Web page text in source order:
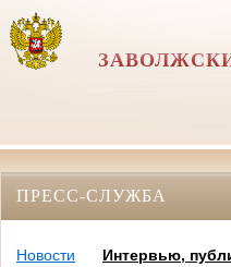
ПРЕСС-СЛУЖБА
Новости
Интервью,